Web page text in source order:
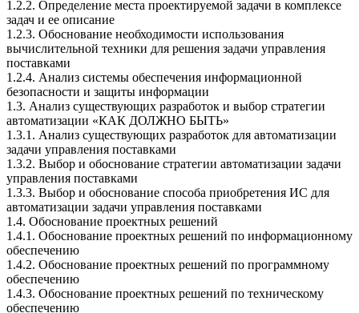
1.2.2. Определение места проектируемой задачи в комплексе
задач и ее описание
1.2.3. Обоснование необходимости использования
вычислительной техники для решения задачи управления
поставками
1.2.4. Анализ системы обеспечения информационной
безопасности и защиты информации
1.3. Анализ существующих разработок и выбор стратегии
автоматизации «КАК ДОЛЖНО БЫТЬ»
1.3.1. Анализ существующих разработок для автоматизации
задачи управления поставками
1.3.2. Выбор и обоснование стратегии автоматизации задачи
управления поставками
1.3.3. Выбор и обоснование способа приобретения ИС для
автоматизации задачи управления поставками
1.4. Обоснование проектных решений
1.4.1. Обоснование проектных решений по информационному
обеспечению
1.4.2. Обоснование проектных решений по программному
обеспечению
1.4.3. Обоснование проектных решений по техническому
обеспечению